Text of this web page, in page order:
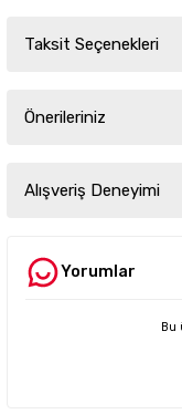
Ürün
Taksit Seçenekleri
Önerileriniz
yetersiz gördüğünüz
iletebilirsiniz.
Ürün resmi kalitesiz,
Ürün fiyatı diğer
Alışveriş Deneyimi
Yorumlar
Bu